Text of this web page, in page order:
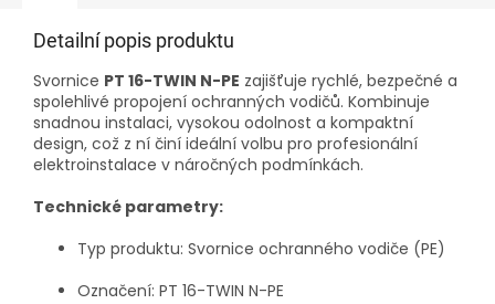
Detailní popis produktu
Svornice PT 16-TWIN N-PE zajišťuje rychlé, bezpečné a
spolehlivé propojení ochranných vodičů. Kombinuje
snadnou instalaci, vysokou odolnost a kompaktní
design, což z ní činí ideální volbu pro profesionální
elektroinstalace v náročných podmínkách.
Technické parametry:
Typ produktu: Svornice ochranného vodiče (PE)
Označení: PT 16-TWIN N-PE